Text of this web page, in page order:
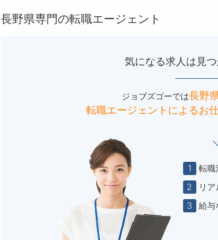
長野県専門の転職エージェント
気になる求人は見
ジョブズゴーでは長野
転職エージェントによるお
1
転職
2
リ
3
給与